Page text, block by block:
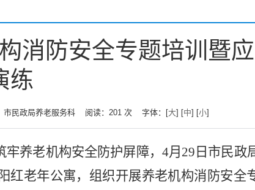
消防安全专题培训暨
练
市民政局养老服务科 阅读： 201 次 字体：[大] [中] [小]
养老机构安全防护屏障， 4月29日市民政
红老年公寓，组织开展养老机构消防安全